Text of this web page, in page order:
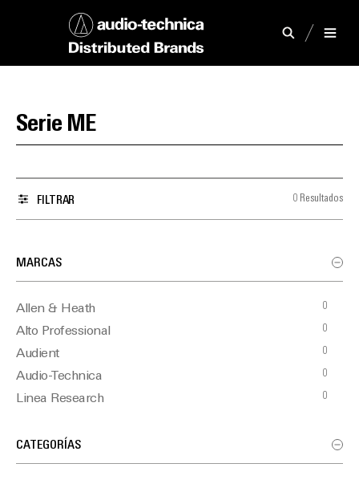
Serie ME
FILTRAR 0 Resultados
MARCAS
Allen & Heath 0
Alto Professional 0
Audient 0
Audio-Technica 0
Linea Research 0
Optimal Audio
TiMax 0
CATEGORÍAS